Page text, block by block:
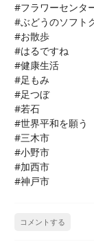
#フラワーセンタ
#ぶどうのソフト
#お散歩
#はるですね
#健康生活
#足もみ
#足つぼ
#若石
#世界平和を願う
#三木市
#小野市
#加西市
#神戸市
コメントする